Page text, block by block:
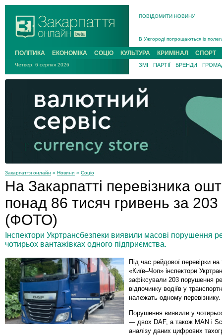
ПОВІДОМИТИ НОВИНУ
В Ужгороді попрощаються із
В Ужгороді 5 серпня
Підтвердили загибель
На війні з рф поліг військовий з
На Хустщині внаслідок ДТП за
Інструктора районного ТЦК на
ПОЛІТИКА ЕКОНОМІКА СОЦІО КУЛЬТУРА КРИМІНАЛ СПОРТ
Четвер, 6 серпня 2026 ЗМІ ПАРТІЇ БРЕНДИ
Закарпаття онлайн » Новини » Соціо
На Закарпатті перевізника
понад 86 тисяч гривень за
(ФОТО)
Інспектори Укртрансбезпеки виявили масові порушення
чотирьох вантажівках одного підприємства.
Під час рейдової перевірки
«Київ–Чоп» інспектори
зафіксували 203 порушення
відпочинку водіїв у
належать одному перевізнику.
Порушення виявили у
— двох DAF, а також MAN і
аналізу даних цифрових